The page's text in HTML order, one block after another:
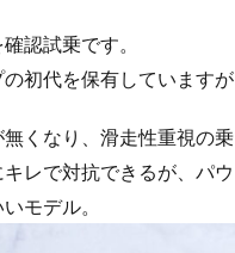
認試乗です。
初代を保有しています
くなり、滑走性重視の
レで対抗できるが、パ
モデル。